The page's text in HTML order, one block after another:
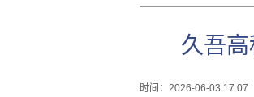
久吾
时间：2026-06-03 17:07